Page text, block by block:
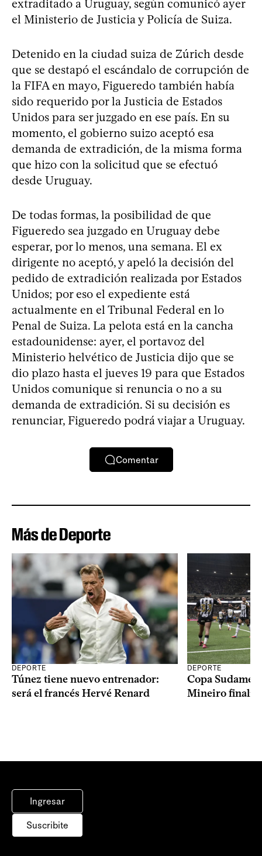
extraditado a Uruguay, según comunicó ayer
el Ministerio de Justicia y Policía de Suiza.
Detenido en la ciudad suiza de Zúrich desde
que se destapó el escándalo de corrupción de
la FIFA en mayo, Figueredo también había
sido requerido por la Justicia de Estados
Unidos para ser juzgado en ese país. En su
momento, el gobierno suizo aceptó esa
demanda de extradición, de la misma forma
que hizo con la solicitud que se efectuó
desde Uruguay.
De todas formas, la posibilidad de que
Figueredo sea juzgado en Uruguay debe
esperar, por lo menos, una semana. El ex
dirigente no aceptó, y apeló la decisión del
pedido de extradición realizada por Estados
Unidos; por eso el expediente está
actualmente en el Tribunal Federal en lo
Penal de Suiza. La pelota está en la cancha
estadounidense: ayer, el portavoz del
Ministerio helvético de Justicia dijo que se
dio plazo hasta el jueves 19 para que Estados
Unidos comunique si renuncia o no a su
demanda de extradición. Si su decisión es
renunciar, Figueredo podrá viajar a Uruguay.
Comentar
Más de Deporte
DEPORTE
Túnez tiene nuevo entrenador:
será el francés Hervé Renard
DEPORTE
Copa
Mineiro
Ingresar
Suscribite